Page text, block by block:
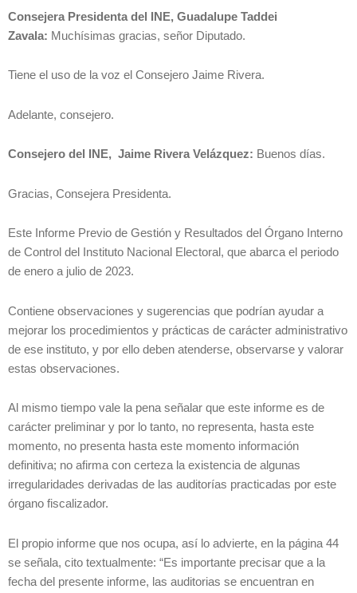
Consejera Presidenta del INE, Guadalupe Taddei
Zavala: Muchísimas gracias, señor Diputado.
Tiene el uso de la voz el Consejero Jaime Rivera.
Adelante, consejero.
Consejero del INE, Jaime Rivera Velázquez: Buenos días.
Gracias, Consejera Presidenta.
Este Informe Previo de Gestión y Resultados del Órgano Interno
de Control del Instituto Nacional Electoral, que abarca el periodo
de enero a julio de 2023.
Contiene observaciones y sugerencias que podrían ayudar a
mejorar los procedimientos y prácticas de carácter administrativo
de ese instituto, y por ello deben atenderse, observarse y valorar
estas observaciones.
Al mismo tiempo vale la pena señalar que este informe es de
carácter preliminar y por lo tanto, no representa, hasta este
momento, no presenta hasta este momento información
definitiva; no afirma con certeza la existencia de algunas
irregularidades derivadas de las auditorías practicadas por este
órgano fiscalizador.
El propio informe que nos ocupa, así lo advierte, en la página 44
se señala, cito textualmente: “Es importante precisar que a la
fecha del presente informe, las auditorias se encuentran en